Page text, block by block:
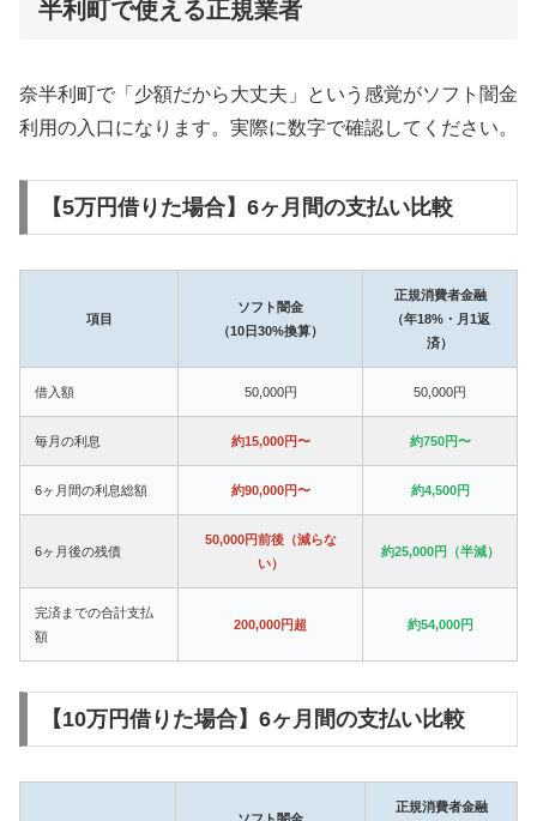
半利町で使える正規業者
奈半利町で「少額だから大丈夫」という感覚がソフト闇金
利用の入口になります。実際に数字で確認してください。
【5万円借りた場合】6ヶ月間の支払い比較
項目
ソフト闇金
（10日30%換算）
正規消費者金融
（年18%・月1返
済）
借入額 50,000円 50,000円
毎月の利息 約15,000円〜 約750円〜
6ヶ月間の利息総額 約90,000円〜 約4,500円
6ヶ月後の残債
50,000円前後（減らな
い）
約25,000円（半減）
完済までの合計支払
額
200,000円超 約54,000円
【10万円借りた場合】6ヶ月間の支払い比較
正規消費者金融